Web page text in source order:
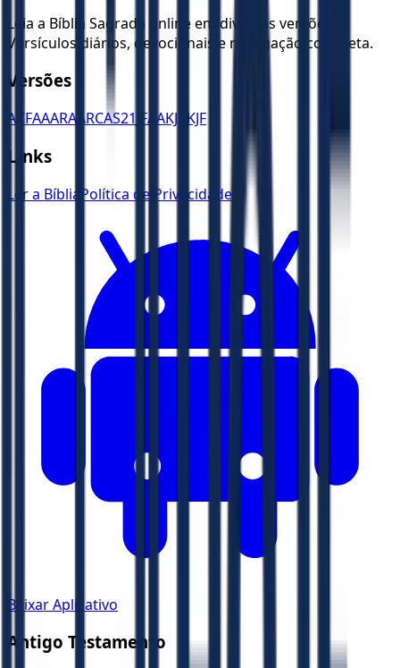
Leia a Bíblia Sagrada online em diversas versões.
Versículos diários, devocionais e navegação completa.
Versões
ACFAAARA ARCAS21 JFAAKJA KJF
Links
Ler a Bíblia Política de Privacidade
Baixar Aplicativo
Antigo Testamento